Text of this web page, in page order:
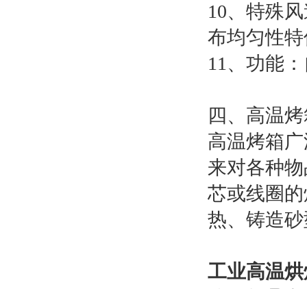
10、特殊
布均匀性
11、功能
四、高温
高温烤箱
来对各种
芯或线圈
热、铸造
工业高温